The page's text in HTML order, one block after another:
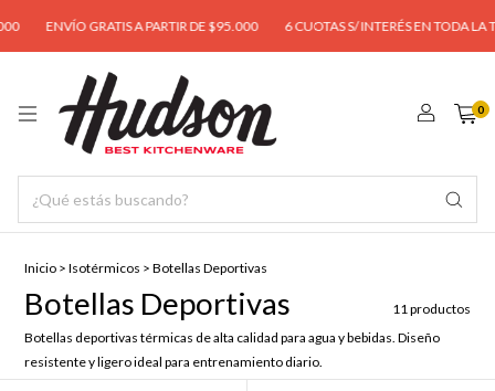
ENVÍO GRATIS A PARTIR DE $95.000 6 CUOTAS S/ INTERÉS EN TODA LA
0
Inicio > Isotérmicos > Botellas Deportivas
Botellas Deportivas
11 productos
Botellas deportivas térmicas de alta calidad para agua y bebidas. Diseño
resistente y ligero ideal para entrenamiento diario.